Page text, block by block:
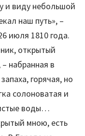
и виду небольшой
наш путь», –
июля 1810 года.
открытый
набранная в
горячая, но
солоноватая и
воды…
мною, есть